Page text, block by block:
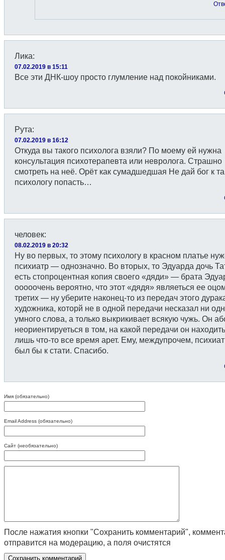
Лика:
07.02.2019 в 15:11
Все эти ДНК-шоу просто глумление над покойниками.
Рута:
07.02.2019 в 16:12
Откуда вы такого психолога взяли? По моему ей нужна
консультация психотерапевта или невролога. Страшно
смотреть на неё. Орёт как сумадшедшая Не дай бог к
психологу попасть…
человек:
08.02.2019 в 20:32
Ну во первых, то этому психологу в красном платье
психиатр — однозначно. Во вторых, то Эдуарда дочь
есть стопроцентная копия своего «дяди» — брата
ооооочень вероятно, что этот «дядя» являеться ее
третих — ну уберите наконец-то из передач этого
художника, которй не в одной передачи несказал ни
умного слова, а только выкрикивает всякую чужь. Он
неориентируеться в том, на какой передачи он
лишь что-то все время арет. Ему, междупрочем,
был бы к стати. Спасибо.
Имя (обязательно)
Email Address (обязательно)
Сайт (необязательно)
После нажатия кнопки "Сохранить комментарий",
отправится на модерацию, а поля очистятся